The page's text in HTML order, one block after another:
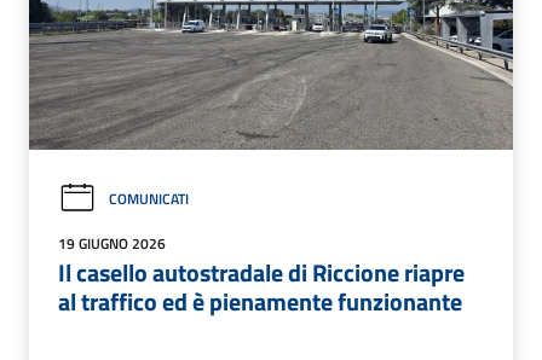
COMUNICATI
19 GIUGNO 2026
Il casello autostradale di Riccione riapre
al traffico ed è pienamente funzionante